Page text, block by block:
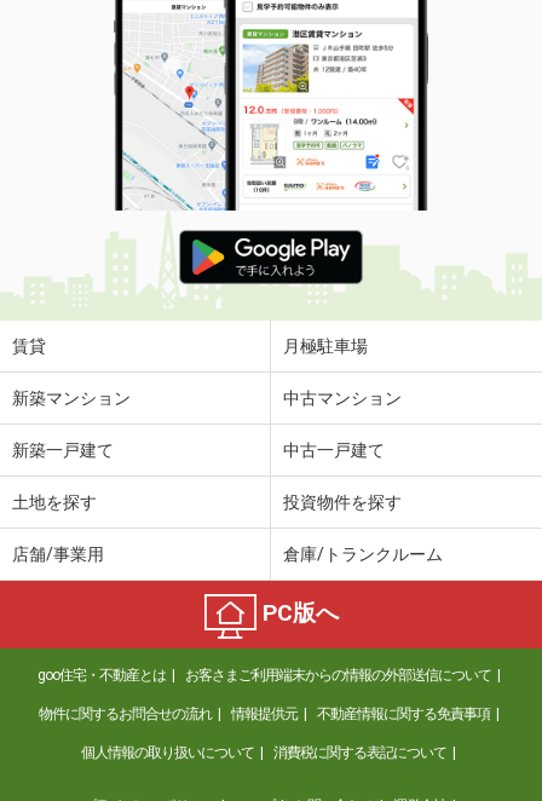
賃貸 月極駐車場
新築マンション 中古マンション
新築一戸建て 中古一戸建て
土地を探す 投資物件を探す
店舗/事業用 倉庫/トランクルーム
PC版へ
goo住宅・不動産とは お客さまご利用端末からの情報の外部送信について
物件に関するお問合せの流れ 情報提供元 不動産情報に関する免責事項
個人情報の取り扱いについて 消費税に関する表記について